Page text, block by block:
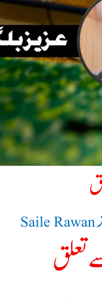
Saile Rawan
تعلق